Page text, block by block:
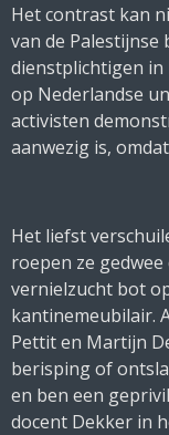
Het contrast kan
van de Palestijnse
dienstplichtigen in
op Nederlandse
activisten
aanwezig is,
Het liefst
roepen ze
vernielzucht bot
kantinemeubilair.
Pettit en Martijn
berisping of
en ben een
docent Dekker in